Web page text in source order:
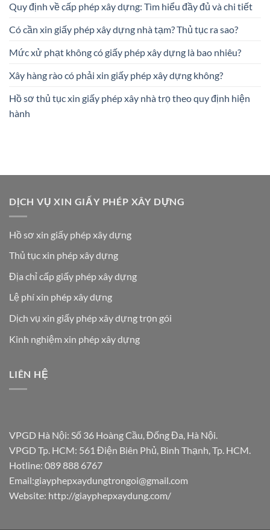
Quy định về cấp phép xây dựng: Tìm hiểu đầy đủ và chi tiết
Có cần xin giấy phép xây dựng nhà tạm? Thủ tục ra sao?
Mức xử phạt không có giấy phép xây dựng là bao nhiêu?
Xây hàng rào có phải xin giấy phép xây dựng không?
Hồ sơ thủ tục xin giấy phép xây nhà trọ theo quy định hiện
hành
DỊCH VỤ XIN GIẤY PHÉP XÂY DỰNG
Hồ sơ xin giấy phép xây dựng
Thủ tục xin phép xây dựng
Địa chỉ cấp giấy phép xây dựng
Lệ phí xin phép xây dựng
Dịch vụ xin giấy phép xây dựng trọn gói
Kinh nghiệm xin phép xây dựng
LIÊN HỆ
VPGD Hà Nội: Số 36 Hoàng Cầu, Đống Đa, Hà Nội.
VPGD Tp. HCM: 561 Điện Biên Phủ, Bình Thạnh, Tp. HCM.
Hotline: 089 888 6767
Email:giayphepxaydungtrongoi@gmail.com
Website: http://giayphepxaydung.com/